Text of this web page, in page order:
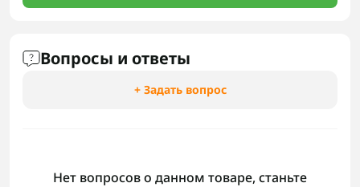
Вопросы и ответы
+ Задать вопрос
Нет вопросов о данном товаре, станьте